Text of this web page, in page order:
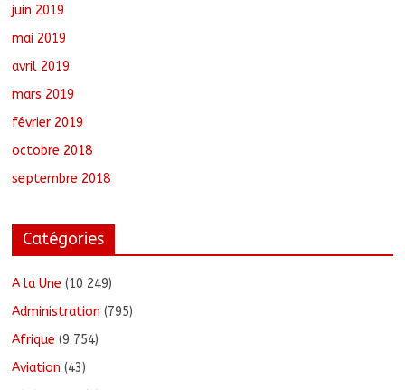
juin 2019
mai 2019
avril 2019
mars 2019
février 2019
octobre 2018
septembre 2018
Catégories
A la Une (10 249)
Administration (795)
Afrique (9 754)
Aviation (43)